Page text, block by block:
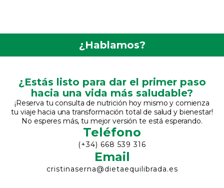
¿Hablamos?
¿Estás listo para dar el primer paso
hacia una vida más saludable?
¡Reserva tu consulta de nutrición hoy mismo y comienza
tu viaje hacia una transformación total de salud y bienestar!
No esperes más, tu mejor versión te está esperando.
Teléfono
(+34) 668 539 316
Email
cristinaserna@dietaequilibrada.es